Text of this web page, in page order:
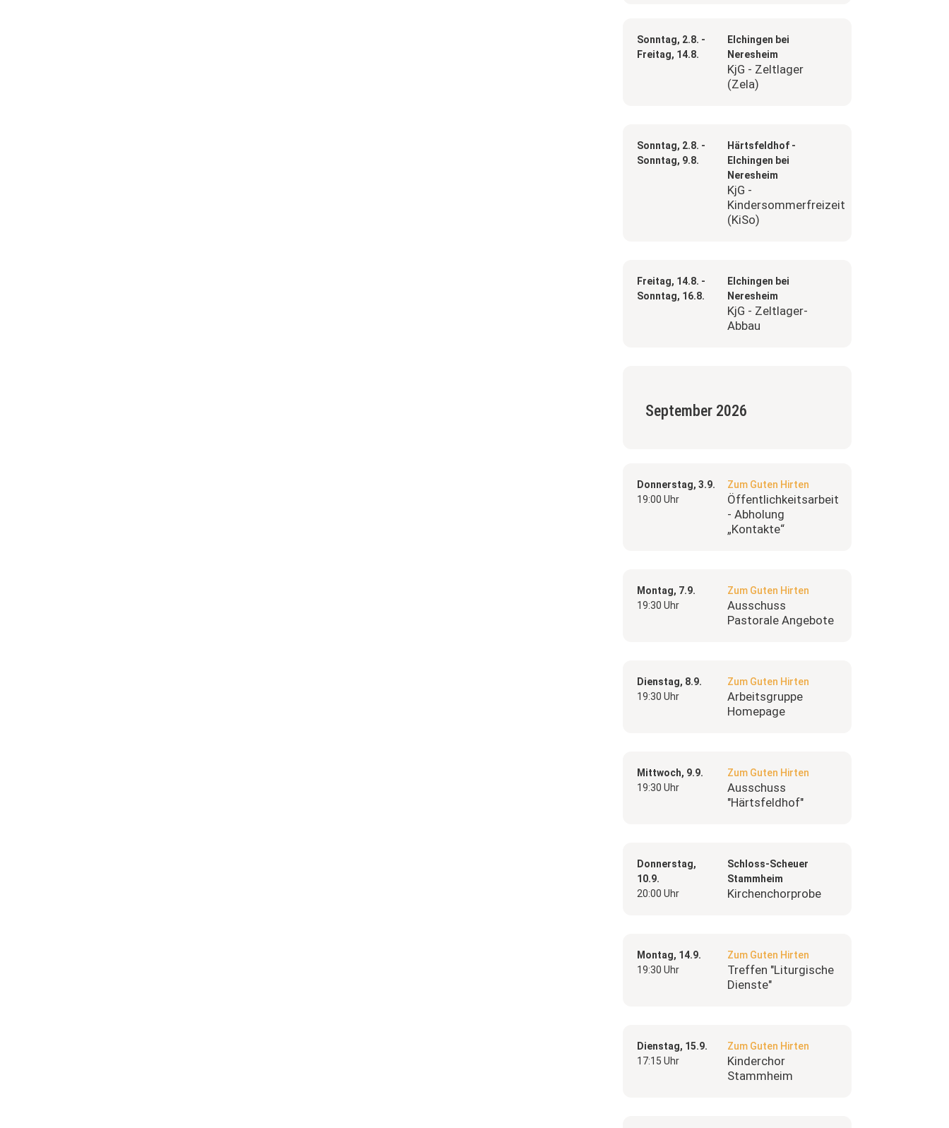
Sonntag, 2.8. -
Freitag, 14.8.
Elchingen bei
Neresheim
KjG - Zeltlager
(Zela)
Sonntag, 2.8. -
Sonntag, 9.8.
Härtsfeldhof -
Elchingen bei
Neresheim
KjG -
Kindersommerfreizeit
(KiSo)
Freitag, 14.8. -
Sonntag, 16.8.
Elchingen bei
Neresheim
KjG - Zeltlager-
Abbau
September 2026
Donnerstag, 3.9.
Zum Guten Hirten
19:00 Uhr
Öffentlichkeitsarbeit
- Abholung
„Kontakte“
Montag, 7.9.
Zum Guten Hirten
19:30 Uhr
Ausschuss
Pastorale Angebote
Dienstag, 8.9.
Zum Guten Hirten
19:30 Uhr
Arbeitsgruppe
Homepage
Mittwoch, 9.9.
Zum Guten Hirten
19:30 Uhr
Ausschuss
"Härtsfeldhof"
Donnerstag,
10.9.
Schloss-Scheuer
Stammheim
20:00 Uhr
Kirchenchorprobe
Montag, 14.9.
Zum Guten Hirten
19:30 Uhr
Treffen "Liturgische
Dienste"
Dienstag, 15.9.
Zum Guten Hirten
17:15 Uhr
Kinderchor
Stammheim